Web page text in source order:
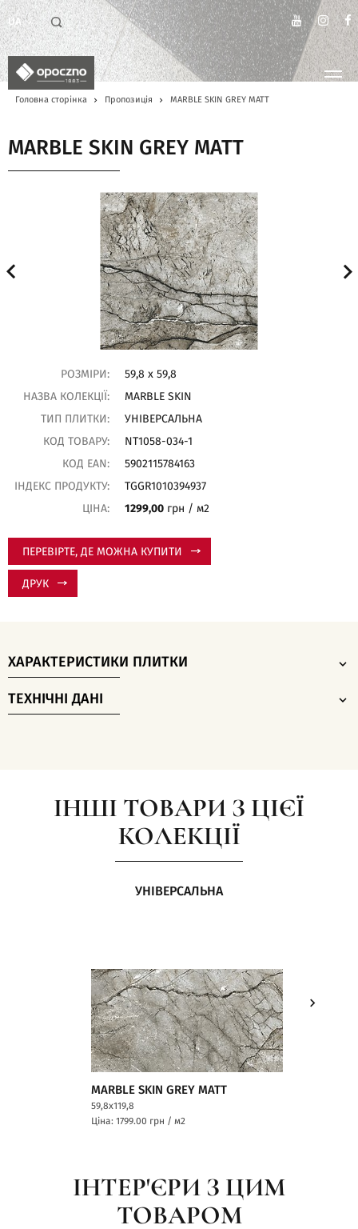
UA
Головна сторінка Пропозиція MARBLE SKIN GREY MATT
MARBLE SKIN GREY MATT
РОЗМІРИ:
59,8 x 59,8
НАЗВА КОЛЕКЦІЇ:
MARBLE SKIN
ТИП ПЛИТКИ:
УНІВЕРСАЛЬНА
КОД ТОВАРУ:
NT1058-034-1
КОД EAN:
5902115784163
ІНДЕКС ПРОДУКТУ:
TGGR1010394937
ЦІНА:
1299,00 грн / м2
ПЕРЕВІРТЕ, ДЕ МОЖНА КУПИТИ
ДРУК
ХАРАКТЕРИСТИКИ ПЛИТКИ
ТЕХНІЧНІ ДАНІ
ІНШІ ТОВАРИ З ЦІЄЇ
КОЛЕКЦІЇ
УНІВЕРСАЛЬНА
MARBLE SKIN GREY MATT
59,8x119,8
Ціна: 1799.00 грн / м2
ІНТЕР'ЄРИ З ЦИМ
ТОВАРОМ